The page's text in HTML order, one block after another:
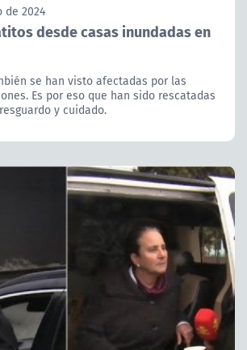
de 2024
desde casas inundadas en
se han visto afectadas por las
Es por eso que han sido rescatadas
y cuidado.